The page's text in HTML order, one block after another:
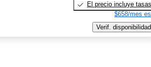
El precio incluye tasas
$658/mes
Verif. disponibilidad